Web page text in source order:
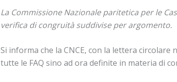
La Commissione Nazionale paritetica per le
verifica di congruità suddivise per argomento.
Si informa che la CNCE, con la lettera
tutte le FAQ sino ad ora definite in materia di